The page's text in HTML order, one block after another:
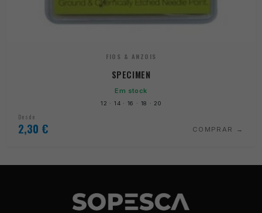
FIOS & ANZOIS
SPECIMEN
Em stock
12 · 14 · 16 · 18 · 20
Desde
2,30 € COMPRAR